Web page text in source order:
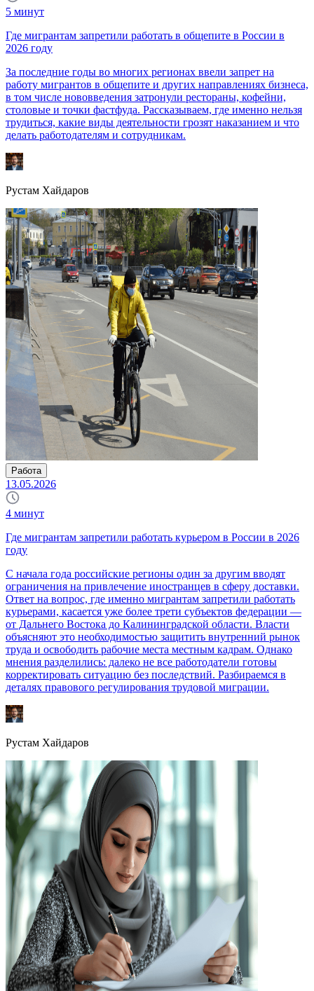
5 минут
Где мигрантам запретили работать в общепите в России в
2026 году
За последние годы во многих регионах ввели запрет на
работу мигрантов в общепите и других направлениях бизнеса,
в том числе нововведения затронули рестораны, кофейни,
столовые и точки фастфуда. Рассказываем, где именно нельзя
трудиться, какие виды деятельности грозят наказанием и что
делать работодателям и сотрудникам.
Рустам Хайдаров
Работа
13.05.2026
4 минут
Где мигрантам запретили работать курьером в России в 2026
году
С начала года российские регионы один за другим вводят
ограничения на привлечение иностранцев в сферу доставки.
Ответ на вопрос, где именно мигрантам запретили работать
курьерами, касается уже более трети субъектов федерации —
от Дальнего Востока до Калининградской области. Власти
объясняют это необходимостью защитить внутренний рынок
труда и освободить рабочие места местным кадрам. Однако
мнения разделились: далеко не все работодатели готовы
корректировать ситуацию без последствий. Разбираемся в
деталях правового регулирования трудовой миграции.
Рустам Хайдаров